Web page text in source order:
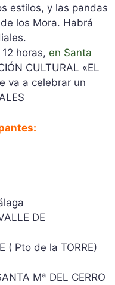
estilos, y las pandas
los Mora. Habrá
horas, en Santa
CULTURAL «EL
va a celebrar un
DE
( Pto de la TORRE)
Mª DEL CERRO